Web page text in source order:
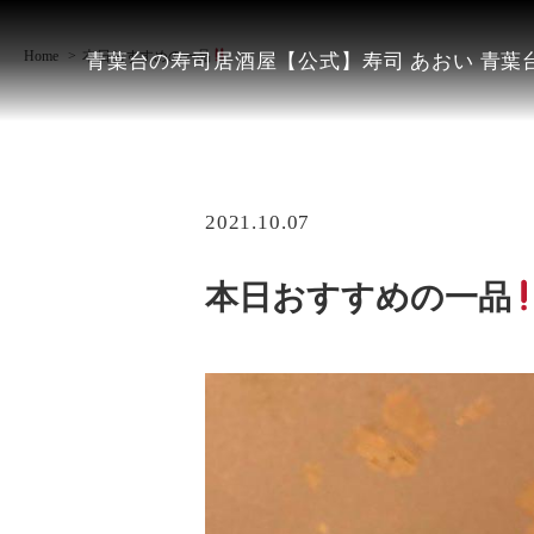
青葉台の寿司居酒屋【公式】寿司 あおい 青葉
Home 本日おすすめの一品
2021.10.07
本日おすすめの一品